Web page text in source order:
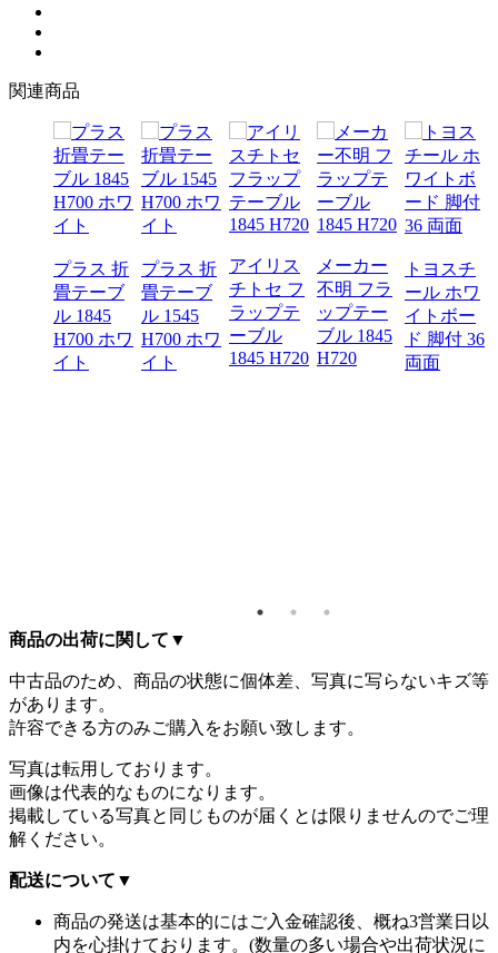
関連商品
プラス 折
畳テーブ
ル 1845
H700 ホワ
イト
プラス 折
畳テーブ
ル 1545
H700 ホワ
イト
アイリス
チトセ フ
ラップテ
ーブル
1845 H720
メーカー
不明 フラ
ップテー
ブル 1845
H720
トヨスチ
ール ホワ
イトボー
ド 脚付 36
両面
商品の出荷に関して ▼
中古品のため、商品の状態に個体差、写真に写らないキズ等
があります。
許容できる方のみご購入をお願い致します。
写真は転用しております。
画像は代表的なものになります。
掲載している写真と同じものが届くとは限りませんのでご理
解ください。
配送について ▼
商品の発送は基本的にはご入金確認後、概ね3営業日以
内を心掛けております。(数量の多い場合や出荷状況に